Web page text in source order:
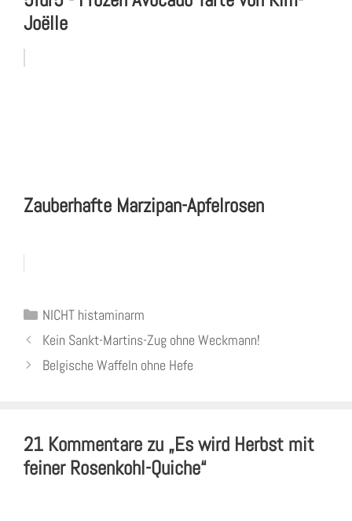
Joëlle
Zauberhafte Marzipan-Apfelrosen
Kategorien
NICHT histaminarm
Kein Sankt-Martins-Zug ohne Weckmann!
Belgische Waffeln ohne Hefe
21 Kommentare zu „Es wird Herbst mit
feiner Rosenkohl-Quiche“